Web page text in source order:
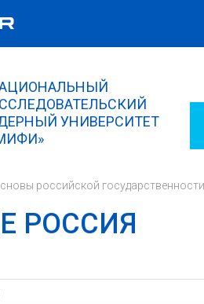
УНИВЕРСИТЕТ
российской государственности
РОССИЯ